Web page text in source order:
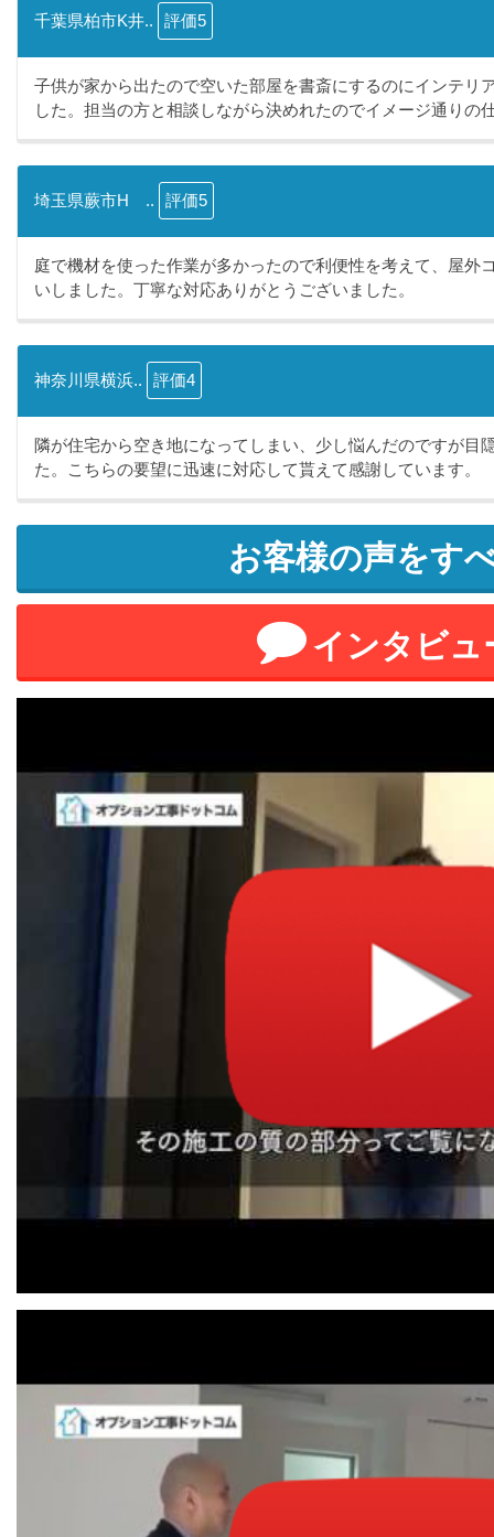
千葉県柏市K井.. 評価5
子供が家から出たので空いた部屋を書斎にするのにインテリ
した。担当の方と相談しながら決めれたのでイメージ通りの
埼玉県蕨市H .. 評価5
庭で機材を使った作業が多かったので利便性を考えて、屋外
いしました。丁寧な対応ありがとうございました。
神奈川県横浜.. 評価4
隣が住宅から空き地になってしまい、少し悩んだのですが目
た。こちらの要望に迅速に対応して貰えて感謝しています。
お客様の声をす
インタビュ